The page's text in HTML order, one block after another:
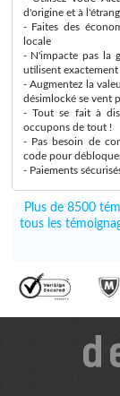
d'origine et à
- Faites des
locale
- N'impacte pas la
utilisent
- Augmentez la
désimlocké se vent
- Tout se fait à
occupons de tout !
- Pas besoin de
code pour
- Paiements
Plus de 8500
tous les